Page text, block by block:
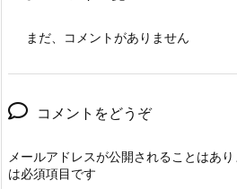
まだ、コメントがありません
コメントをどうぞ
メールアドレスが公開されることはあり
は必須項目です